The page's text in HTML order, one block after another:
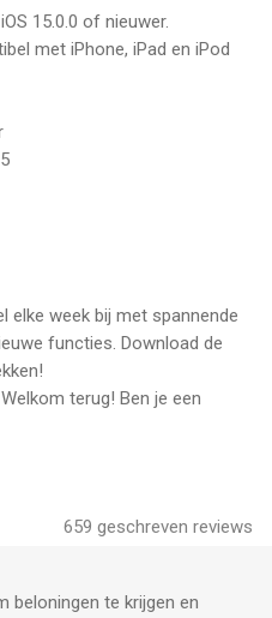
kunnen verdienen!
Saga:
3-levels
met 3D-personages en een
unieke snoepjes:
snoepjes om de
snoepberen te redden
naast de honingraat om de
15.0.0 of nieuwer.
met iPhone, iPad en iPod
elke week bij met spannende
functies. Download de
terug! Ben je een
je een pro!
659 geschreven reviews
beloningen te krijgen en